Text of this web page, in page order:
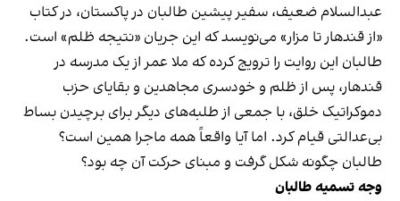
عبدالسلام ضعیف، سفیر پیشین طالبان در پاکستان، در کتاب
«از قندهار تا مزار» می‌نویسد که این جریان «نتیجه ظلم» است.
طالبان این روایت را ترویج کرده که ملا عمر از یک مدرسه در
قندهار، پس از ظلم و خودسری مجاهدین و بقایای حزب
دموکراتیک خلق، با جمعی از طلبه‌های دیگر برای برچیدن بساط
بی‌عدالتی قیام کرد. اما آیا واقعاً همه ماجرا همین است؟
طالبان چگونه شکل گرفت و مبنای حرکت آن چه بود؟
وجه تسمیه طالبان